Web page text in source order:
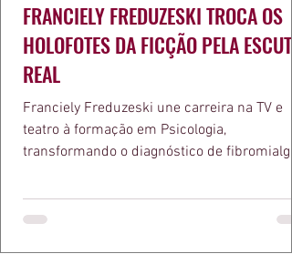
FRANCIELY FREDUZESKI TROCA OS
HOLOFOTES DA FICÇÃO PELA ESCUTA
REAL
Franciely Freduzeski une carreira na TV e
teatro à formação em Psicologia,
transformando o diagnóstico de fibromialgia
medalha Chiquinha Gonzaga.